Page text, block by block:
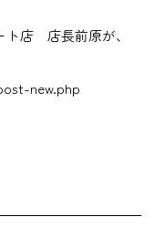
店 店長前原が、
new.php